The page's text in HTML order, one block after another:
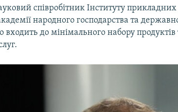
співробітник Інституту
народного господарства та
до мінімального набору продуктів